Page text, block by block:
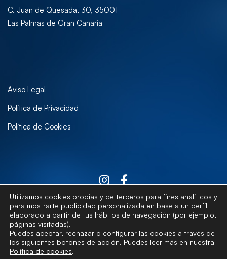
C. Juan de Quesada, 30, 35001
Las Palmas de Gran Canaria
Aviso Legal
Política de Privacidad
Política de Cookies
Contactar
Utilizamos cookies propias y de terceros para fines analíticos y
para mostrarte publicidad personalizada en base a un perfil
elaborado a partir de tus hábitos de navegación (por ejemplo,
páginas visitadas).
Puedes aceptar, rechazar o configurar las cookies a través de
los siguientes botones de acción. Puedes leer más en nuestra
Política de cookies.